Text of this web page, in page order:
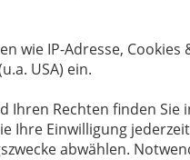
wie IP-Adresse, Cookies
USA) ein.
Ihren Rechten finden Sie
Ihre Einwilligung jederzeit
abwählen.
1
& Co.KG. -